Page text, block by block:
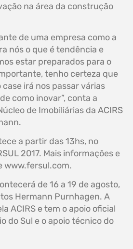
na área da construção
de uma empresa como a
nós o que é tendência e
estar preparados para o
tenho certeza que
irá nos passar várias
como inovar”, conta a
de Imobiliárias da ACIRS
a partir das 13hs, no
2017. Mais informações e
www.fersul.com.
de 16 a 19 de agosto,
Hermann Purnhagen. A
ACIRS e tem o apoio oficial
do Sul e o apoio técnico do